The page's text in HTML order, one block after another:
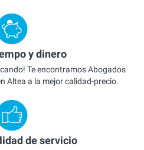
y dinero
Te encontramos Abogados
Altea a la mejor calidad-precio.
de servicio